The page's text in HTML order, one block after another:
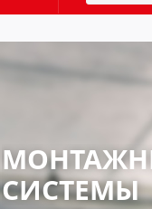
СИСТЕМЫ